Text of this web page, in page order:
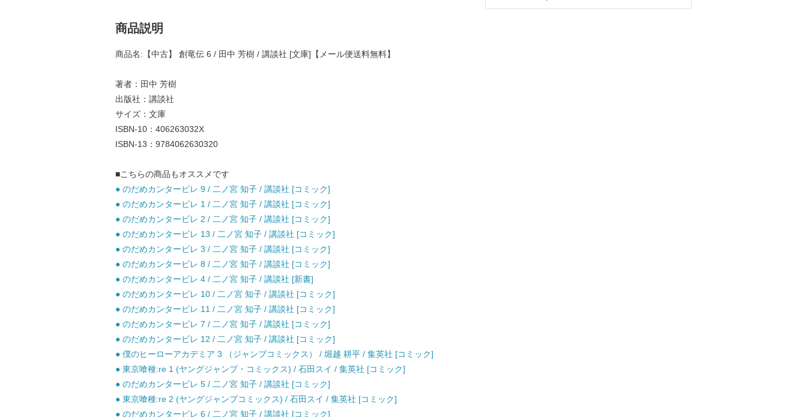
商品説明
商品名:【中古】 創竜伝 6 / 田中 芳樹 / 講談社 [文庫]【メール便送料無料】
著者：田中 芳樹
出版社：講談社
サイズ：文庫
ISBN-10：406263032X
ISBN-13：9784062630320
■こちらの商品もオススメです
● のだめカンタービレ 9 / 二ノ宮 知子 / 講談社 [コミック]
● のだめカンタービレ 1 / 二ノ宮 知子 / 講談社 [コミック]
● のだめカンタービレ 2 / 二ノ宮 知子 / 講談社 [コミック]
● のだめカンタービレ 13 / 二ノ宮 知子 / 講談社 [コミック]
● のだめカンタービレ 3 / 二ノ宮 知子 / 講談社 [コミック]
● のだめカンタービレ 8 / 二ノ宮 知子 / 講談社 [コミック]
● のだめカンタービレ 4 / 二ノ宮 知子 / 講談社 [新書]
● のだめカンタービレ 10 / 二ノ宮 知子 / 講談社 [コミック]
● のだめカンタービレ 11 / 二ノ宮 知子 / 講談社 [コミック]
● のだめカンタービレ 7 / 二ノ宮 知子 / 講談社 [コミック]
● のだめカンタービレ 12 / 二ノ宮 知子 / 講談社 [コミック]
● 僕のヒーローアカデミア 3 （ジャンプコミックス） / 堀越 耕平 / 集英社 [コミック]
● 東京喰種:re 1 (ヤングジャンプ・コミックス) / 石田スイ / 集英社 [コミック]
● のだめカンタービレ 5 / 二ノ宮 知子 / 講談社 [コミック]
● 東京喰種:re 2 (ヤングジャンプコミックス) / 石田スイ / 集英社 [コミック]
● のだめカンタービレ 6 / 二ノ宮 知子 / 講談社 [コミック]